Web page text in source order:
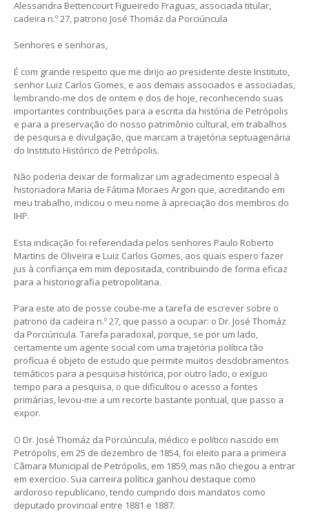
Alessandra Bettencourt Figueiredo Fraguas, associada titular,
cadeira n.º 27, patrono José Thomáz da Porciúncula
Senhores e senhoras,
É com grande respeito que me dirijo ao presidente deste Instituto,
senhor Luiz Carlos Gomes, e aos demais associados e associadas,
lembrando-me dos de ontem e dos de hoje, reconhecendo suas
importantes contribuições para a escrita da história de Petrópolis
e para a preservação do nosso patrimônio cultural, em trabalhos
de pesquisa e divulgação, que marcam a trajetória septuagenária
do Instituto Histórico de Petrópolis.
Não poderia deixar de formalizar um agradecimento especial à
historiadora Maria de Fátima Moraes Argon que, acreditando em
meu trabalho, indicou o meu nome à apreciação dos membros do
IHP.
Esta indicação foi referendada pelos senhores Paulo Roberto
Martins de Oliveira e Luiz Carlos Gomes, aos quais espero fazer
jus à confiança em mim depositada, contribuindo de forma eficaz
para a historiografia petropolitana.
Para este ato de posse coube-me a tarefa de escrever sobre o
patrono da cadeira n.º 27, que passo a ocupar: o Dr. José Thomáz
da Porciúncula. Tarefa paradoxal, porque, se por um lado,
certamente um agente social com uma trajetória política tão
profícua é objeto de estudo que permite muitos desdobramentos
temáticos para a pesquisa histórica, por outro lado, o exíguo
tempo para a pesquisa, o que dificultou o acesso a fontes
primárias, levou-me a um recorte bastante pontual, que passo a
expor.
O Dr. José Thomáz da Porciúncula, médico e político nascido em
Petrópolis, em 25 de dezembro de 1854, foi eleito para a primeira
Câmara Municipal de Petrópolis, em 1859, mas não chegou a entrar
em exercício. Sua carreira política ganhou destaque como
ardoroso republicano, tendo cumprido dois mandatos como
deputado provincial entre 1881 e 1887.